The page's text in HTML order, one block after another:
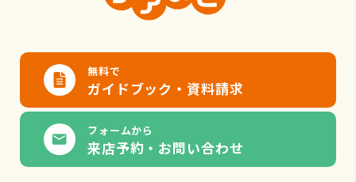
無料で
ガイドブック・資料請求
フォームから
来店予約・お問い合わせ